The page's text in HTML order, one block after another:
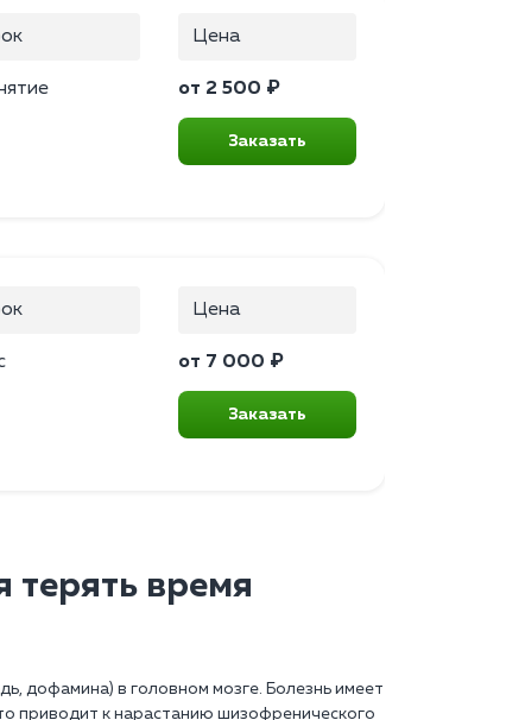
Цена
от 2 500 ₽
Заказать
Цена
от 7 000 ₽
Заказать
терять время
дофамина) в головном мозге. Болезнь имеет
приводит к нарастанию шизофренического